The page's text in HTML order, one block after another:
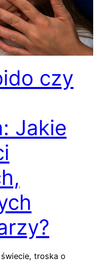
czy
Jakie
troska o